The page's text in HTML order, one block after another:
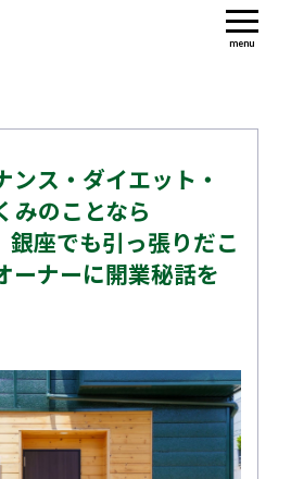
menu
ンス・ダイエット・
みのことなら
銀座でも引っ張りだこ
ーナーに開業秘話を